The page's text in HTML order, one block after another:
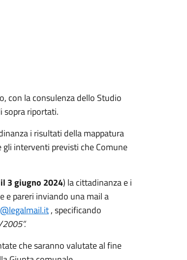
con la consulenza dello Studio
sopra riportati.
i risultati della mappatura
interventi previsti che Comune
3 giugno 2024) la cittadinanza e i
e pareri inviando una mail a
, specificando
che saranno valutate al fine